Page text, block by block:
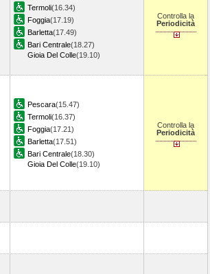
Termoli(16.34)
Foggia(17.19)
Barletta(17.49)
Bari Centrale(18.27)
Gioia Del Colle(19.10)
Controlla la
Periodicità
Pescara(15.47)
Termoli(16.37)
Foggia(17.21)
Barletta(17.51)
Bari Centrale(18.30)
Gioia Del Colle(19.10)
Controlla la
Periodicità